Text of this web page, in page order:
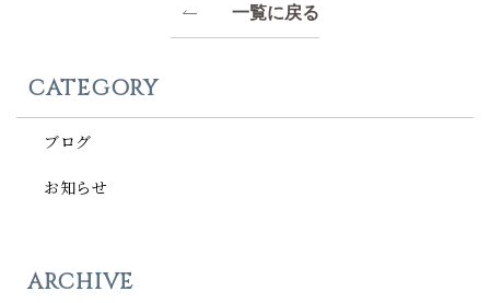
一覧に戻る
CATEGORY
ブログ
お知らせ
ARCHIVE